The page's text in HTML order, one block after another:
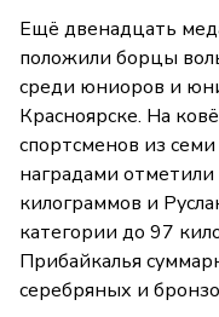
Ещё двенадцать
положили борцы
среди юниоров и
Красноярске. На
спортсменов из
наградами
килограммов и
категории до 97
Прибайкалья
серебряных и